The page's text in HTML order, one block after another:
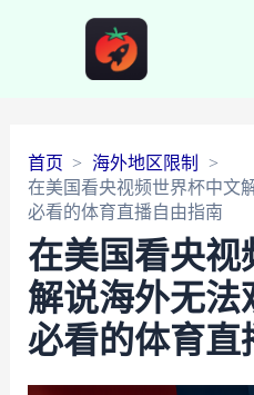
首页
海外地区限制
在美国看央视频世界杯中文
必看的体育直播自由指南
在美国看央视
解说海外无法
必看的体育直